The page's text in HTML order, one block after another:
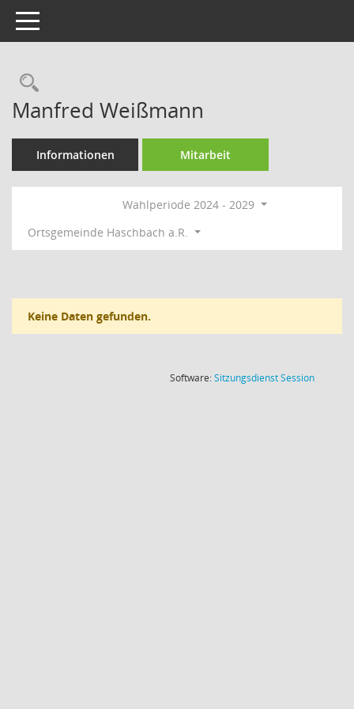
Toggle navigation
Rechercheauswahl
Manfred Weißmann
Informationen Mitarbeit
Wahlperiode 2024 - 2029
Ortsgemeinde Haschbach a.R.
Keine Daten gefunden.
Software:SitzungsdienstSession(Wird in